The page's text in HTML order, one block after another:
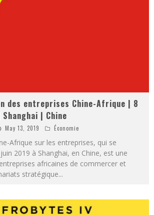
des entreprises Chine-Afrique | 8
| Chine
May 13, 2019 Économie
Afrique sur les entreprises, qui se
2019 à Shanghai, en Chine, est une
africaines de commercer et
stratégique...